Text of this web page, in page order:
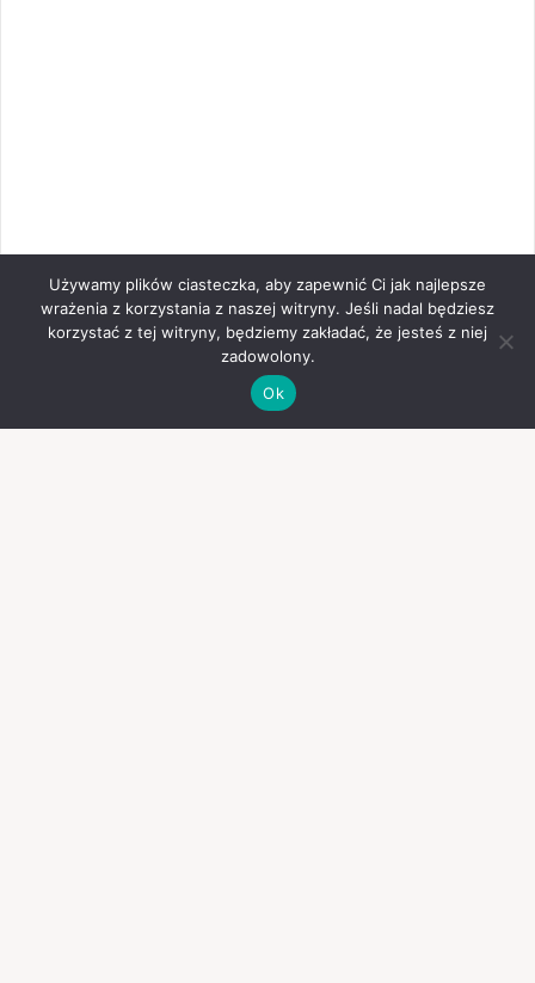
Używamy plików ciasteczka, aby zapewnić Ci jak najlepsze
wrażenia z korzystania z naszej witryny. Jeśli nadal będziesz
korzystać z tej witryny, będziemy zakładać, że jesteś z niej
zadowolony.
Ok